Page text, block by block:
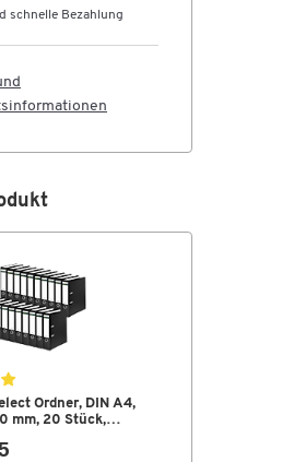
schnelle Bezahlung
Ordner, DIN A4,
mm, 20 Stück,